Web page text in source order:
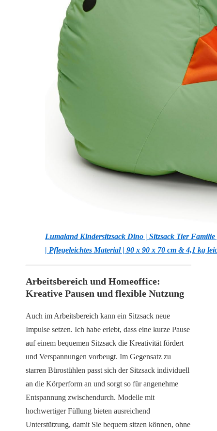
Lumaland Kindersitzsack Dino | Sitzsack Tier
| Pflegeleichtes Material | 90 x 90 x 70 cm & 4,1 kg
Arbeitsbereich und Homeoffice:
Kreative Pausen und flexible Nutzung
Auch im Arbeitsbereich kann ein Sitzsack neue
Impulse setzen. Ich habe erlebt, dass eine kurze Pause
auf einem bequemen Sitzsack die Kreativität fördert
und Verspannungen vorbeugt. Im Gegensatz zu
starren Bürostühlen passt sich der Sitzsack individuell
an die Körperform an und sorgt so für angenehme
Entspannung zwischendurch. Modelle mit
hochwertiger Füllung bieten ausreichend
Unterstützung, damit Sie bequem sitzen können, ohne